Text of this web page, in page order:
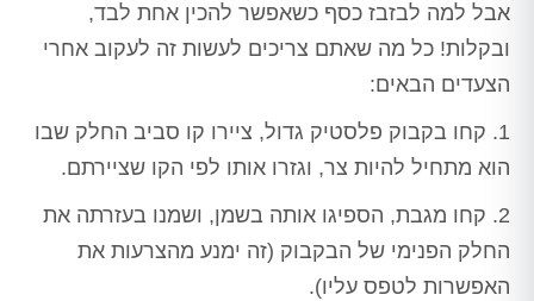
אבל למה לבזבז כסף כשאפשר להכין אחת לבד,
ובקלות! כל מה שאתם צריכים לעשות זה לעקוב אחרי
הצעדים הבאים:
1. קחו בקבוק פלסטיק גדול, ציירו קו סביב החלק שבו
הוא מתחיל להיות צר, וגזרו אותו לפי הקו שציירתם.
2. קחו מגבת, הספיגו אותה בשמן, ושמנו בעזרתה את
החלק הפנימי של הבקבוק (זה ימנע מהצרעות את
האפשרות לטפס עליו).